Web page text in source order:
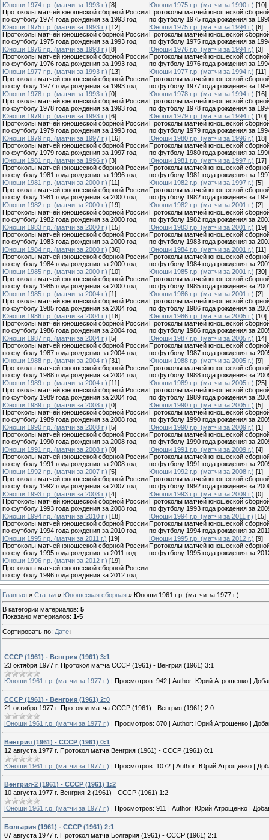
Юноши 1974 г.р. (матчи за 1993 г.) [8]
Протоколы матчей юношеской сборной России
по футболу 1974 года рождения за 1993 год
Юноши 1975 г.р. (матчи за 1990 г.) [10]
Протоколы матчей юношеской
по футболу 1975 года рождения за
Юноши 1975 г.р. (матчи за 1993 г.) [12]
Протоколы матчей юношеской сборной России
по футболу 1975 года рождения за 1993 год
Юноши 1975 г.р. (матчи за 1994 г.) [6]
Протоколы матчей юношеской
по футболу 1975 года рождения за
Юноши 1976 г.р. (матчи за 1993 г.) [8]
Протоколы матчей юношеской сборной России
по футболу 1976 года рождения за 1993 год
Юноши 1976 г.р. (матчи за 1994 г.) [3]
Протоколы матчей юношеской
по футболу 1976 года рождения за
Юноши 1977 г.р. (матчи за 1993 г.) [13]
Протоколы матчей юношеской сборной России
по футболу 1977 года рождения за 1993 год
Юноши 1977 г.р. (матчи за 1994 г.) [11]
Протоколы матчей юношеской
по футболу 1977 года рождения за
Юноши 1978 г.р. (матчи за 1993 г.) [0]
Протоколы матчей юношеской сборной России
по футболу 1978 года рождения за 1993 год
Юноши 1978 г.р. (матчи за 1994 г.) [16]
Протоколы матчей юношеской
по футболу 1978 года рождения за
Юноши 1979 г.р. (матчи за 1993 г.) [6]
Протоколы матчей юношеской сборной России
по футболу 1979 года рождения за 1993 год
Юноши 1979 г.р. (матчи за 1994 г.) [10]
Протоколы матчей юношеской
по футболу 1979 года рождения за
Юноши 1979 г.р. (матчи за 1997 г.) [16]
Протоколы матчей юношеской сборной России
по футболу 1979 года рождения за 1997 год
Юноши 1980 г.р. (матчи за 1996 г.) [18]
Протоколы матчей юношеской
по футболу 1980 года рождения за
Юноши 1981 г.р. (матчи за 1996 г.) [3]
Протоколы матчей юношеской сборной России
по футболу 1981 года рождения за 1996 год
Юноши 1981 г.р. (матчи за 1997 г.) [17]
Протоколы матчей юношеской
по футболу 1981 года рождения за
Юноши 1981 г.р. (матчи за 2000 г.) [11]
Протоколы матчей юношеской сборной России
по футболу 1981 года рождения за 2000 год
Юноши 1982 г.р. (матчи за 1997 г.) [5]
Протоколы матчей юношеской
по футболу 1982 года рождения за
Юноши 1982 г.р. (матчи за 2000 г.) [19]
Протоколы матчей юношеской сборной России
по футболу 1982 года рождения за 2000 год
Юноши 1982 г.р. (матчи за 2001 г.) [2]
Протоколы матчей юношеской
по футболу 1982 года рождения за
Юноши 1983 г.р. (матчи за 2000 г.) [15]
Протоколы матчей юношеской сборной России
по футболу 1983 года рождения за 2000 год
Юноши 1983 г.р. (матчи за 2001 г.) [19]
Протоколы матчей юношеской
по футболу 1983 года рождения за
Юноши 1984 г.р. (матчи за 2000 г.) [36]
Протоколы матчей юношеской сборной России
по футболу 1984 года рождения за 2000 год
Юноши 1984 г.р. (матчи за 2001 г.) [11]
Протоколы матчей юношеской
по футболу 1984 года рождения за
Юноши 1985 г.р. (матчи за 2000 г.) [10]
Протоколы матчей юношеской сборной России
по футболу 1985 года рождения за 2000 год
Юноши 1985 г.р. (матчи за 2001 г.) [30]
Протоколы матчей юношеской
по футболу 1985 года рождения за
Юноши 1985 г.р. (матчи за 2004 г.) [1]
Протоколы матчей юношеской сборной России
по футболу 1985 года рождения за 2004 год
Юноши 1986 г.р. (матчи за 2001 г.) [2]
Протоколы матчей юношеской
по футболу 1986 года рождения за
Юноши 1986 г.р. (матчи за 2004 г.) [16]
Протоколы матчей юношеской сборной России
по футболу 1986 года рождения за 2004 год
Юноши 1986 г.р. (матчи за 2005 г.) [10]
Протоколы матчей юношеской
по футболу 1986 года рождения за
Юноши 1987 г.р. (матчи за 2004 г.) [5]
Протоколы матчей юношеской сборной России
по футболу 1987 года рождения за 2004 год
Юноши 1987 г.р. (матчи за 2005 г.) [14]
Протоколы матчей юношеской
по футболу 1987 года рождения за
Юноши 1988 г.р. (матчи за 2004 г.) [31]
Протоколы матчей юношеской сборной России
по футболу 1988 года рождения за 2004 год
Юноши 1988 г.р. (матчи за 2005 г.) [9]
Протоколы матчей юношеской
по футболу 1988 года рождения за
Юноши 1989 г.р. (матчи за 2004 г.) [11]
Протоколы матчей юношеской сборной России
по футболу 1989 года рождения за 2004 год
Юноши 1989 г.р. (матчи за 2005 г.) [25]
Протоколы матчей юношеской
по футболу 1989 года рождения за
Юноши 1989 г.р. (матчи за 2008 г.) [0]
Протоколы матчей юношеской сборной России
по футболу 1989 года рождения за 2008 год
Юноши 1990 г.р. (матчи за 2005 г.) [5]
Протоколы матчей юношеской
по футболу 1990 года рождения за
Юноши 1990 г.р. (матчи за 2008 г.) [5]
Протоколы матчей юношеской сборной России
по футболу 1990 года рождения за 2008 год
Юноши 1990 г.р. (матчи за 2009 г.) [1]
Протоколы матчей юношеской
по футболу 1990 года рождения за
Юноши 1991 г.р. (матчи за 2008 г.) [0]
Протоколы матчей юношеской сборной России
по футболу 1991 года рождения за 2008 год
Юноши 1991 г.р. (матчи за 2009 г.) [4]
Протоколы матчей юношеской
по футболу 1991 года рождения за
Юноши 1992 г.р. (матчи за 2007 г.) [5]
Протоколы матчей юношеской сборной России
по футболу 1992 года рождения за 2007 год
Юноши 1992 г.р. (матчи за 2008 г.) [1]
Протоколы матчей юношеской
по футболу 1992 года рождения за
Юноши 1993 г.р. (матчи за 2008 г.) [4]
Протоколы матчей юношеской сборной России
по футболу 1993 года рождения за 2008 год
Юноши 1993 г.р. (матчи за 2009 г.) [0]
Протоколы матчей юношеской
по футболу 1993 года рождения за
Юноши 1994 г.р. (матчи за 2010 г.) [18]
Протоколы матчей юношеской сборной России
по футболу 1994 года рождения за 2010 год
Юноши 1994 г.р. (матчи за 2011 г.) [15]
Протоколы матчей юношеской
по футболу 1994 года рождения за
Юноши 1995 г.р. (матчи за 2011 г.) [19]
Протоколы матчей юношеской сборной России
по футболу 1995 года рождения за 2011 год
Юноши 1995 г.р. (матчи за 2012 г.) [9]
Протоколы матчей юношеской
по футболу 1995 года рождения за
Юноши 1996 г.р. (матчи за 2012 г.) [19]
Протоколы матчей юношеской сборной России
по футболу 1996 года рождения за 2012 год
Главная » Статьи » Юношеская cборная » Юноши 1961 г.р. (матчи за 1977 г.)
В категории материалов: 5
Показано материалов: 1-5
Сортировать по: Дате
СССР (1961) - Венгрия (1961) 3:1
23 октября 1977 г. Протокол матча СССР (1961) - Венгрия (1961) 3:1
Юноши 1961 г.р. (матчи за 1977 г.) Просмотров: 942 Author: Юрий Атрощенко
СССР (1961) - Венгрия (1961) 2:0
21 октября 1977 г. Протокол матча СССР (1961) - Венгрия (1961) 2:0
Юноши 1961 г.р. (матчи за 1977 г.) | Просмотров: 870 | Author: Юрий Атрощенко |
Венгрия (1961) - СССР (1961) 0:1
12 августа 1977 г. Протокол матча Венгрия (1961) - СССР (1961) 0:1
Юноши 1961 г.р. (матчи за 1977 г.) | Просмотров: 1072 | Author: Юрий Атрощенко |
Венгрия-2 (1961) - СССР (1961) 1:2
10 августа 1977 г. Венгрия-2 (1961) - СССР (1961) 1:2
Юноши 1961 г.р. (матчи за 1977 г.) Просмотров: 911 Author: Юрий Атрощенко
Болгария (1961) - СССР (1961) 2:1
07 августа 1977 г. Протокол матча Болгария (1961) - СССР (1961) 2:1